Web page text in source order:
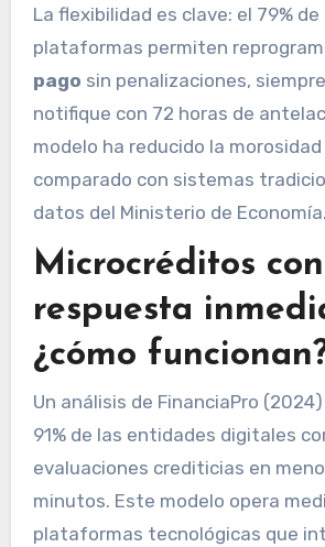
La flexibilidad es clave: el 79% de
plataformas permiten
pago sin penalizaciones,
notifique con 72 horas de
modelo ha reducido la morosidad
comparado con sistemas
datos del Ministerio de Economía.
Microcréditos con
respuesta
¿cómo
Un análisis de FinanciaPro
91% de las entidades digitales
evaluaciones crediticias en
minutos. Este modelo opera
plataformas tecnológicas que